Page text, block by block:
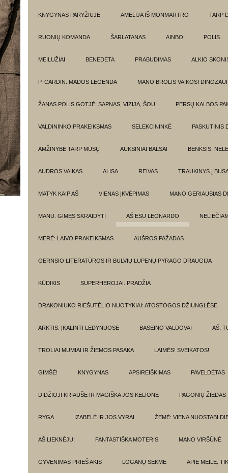
KNYGYNAS PARYŽIUJE AMELIJA IŠ MONMARTRO TARP
RUONIŲ KOMANDA ŠARLATANAS AINBO POLIS
MEILUŽIAI BENEDETA PRABUDIMAS ALKIO
P. CARDIN. MADOS LEGENDA MANO BROLIS VAIKOSI
ŽANAS POLIS GOTJĖ: SAPNAS, VIZIJA, ŠOU PERSŲ KALBOS
VALDININKO PRAKEIKSMAS SELEKCININKĖ PASKUTINIS
AMŽINYBĖ TARP MŪSŲ AUKSINIAI BALSAI BENKSIS.
AUDROS VAIKAS ALISA REIVAS TRAUKINYS Į
MATYK KAIP AŠ VIENAS ĮKVĖPIMAS MANO GERIAUSIAS
MANU. GIMĘS SKRAIDYTI AŠ ESU LEONARDO
MERĖ: LAIVO PRAKEIKSMAS AUŠROS PAŽADAS
GERNSIO LITERATŪROS IR BULVIŲ LUPENŲ PYRAGO DRAUGIJA
KŪDIKIS SUPERHEROJAI. PRADŽIA
DRAKONIUKO RIEŠUTĖLIO NUOTYKIAI: ATOSTOGOS DŽIUNGLĖSE
ARKTIS. ĮKALINTI LEDYNUOSE BASEINO VALDOVAI AŠ,
TROLIAI MUMIAI IR ŽIEMOS PASAKA LAIMĖS! SVEIKATOS!
GIMŠĖ! KNYGYNAS APSIREIŠKIMAS PAVELDĖTAS
DIDŽIOJI KRIAUŠĖ IR MAGIŠKA JOS KELIONĖ PAGONIŲ ŽIEDAS
RYGA IZABELĖ IR JOS VYRAI ŽEMĖ: VIENA NUOSTABI
AŠ LIEKNĖJU! FANTASTIŠKA MOTERIS MANO VIRŠŪNĖ
GYVENIMAS PRIEŠ AKIS LOGANŲ SĖKMĖ APIE MEILĘ.